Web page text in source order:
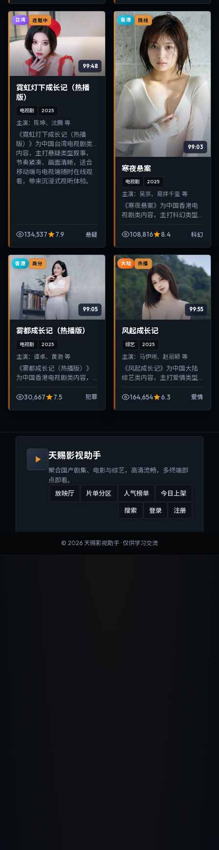
台湾 连载中
99:48
霓虹灯下成长记（热播
版）
电视剧 2025
主演： 陈坤、沈腾 等
《霓虹灯下成长记（热播
版）》为中国台湾电视剧类
内容，主打悬疑类型叙事，
节奏紧凑、画面清晰，适合
移动端与电视端随时在线观
看，带来沉浸式视听体验。
134,537 7.9 悬疑
香港 院线
99:03
寒夜悬案
电视剧 2025
主演： 吴京、易烊千玺 等
《寒夜悬案》为中国香港电
视剧类内容，主打科幻类型
晰，适合移动端与电视端随
108,816 8.4 科幻
香港 高分
99:05
雾都成长记（热播版）
电视剧 2025
主演： 谭卓、黄渤 等
《雾都成长记（热播版）》
为中国香港电视剧类内容，
凑、画面清晰，适合移动端
30,667 7.5 犯罪
大陆 热播
99:55
风起成长记
综艺 2025
主演： 马伊琍、赵丽颖 等
《风起成长记》为中国大陆
综艺类内容，主打爱情类型
晰，适合移动端与电视端随
164,654 6.3 爱情
天赐影视助手
聚合国产剧集、电影与综艺，高清流畅，多终端即
点即看。
放映厅
片单分区 人气榜单 今日上架
搜索 登录 注册
© 2026 天赐影视助手 · 仅供学习交流